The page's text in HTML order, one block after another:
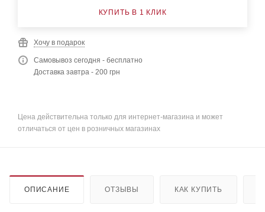
КУПИТЬ В 1 КЛИК
Хочу в подарок
Самовывоз сегодня - бесплатно
Доставка завтра - 200 грн
Цена действительна только для интернет-магазина и может
отличаться от цен в розничных магазинах
ОПИСАНИЕ ОТЗЫВЫ КАК КУПИТЬ